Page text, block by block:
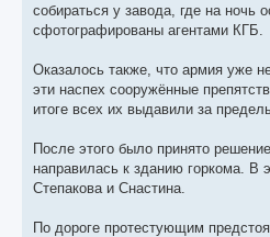
собираться у завода, где на ночь
сфотографированы агентами КГБ.
Оказалось также, что армия уже
эти наспех сооружённые
итоге всех их выдавили за
После этого было принято
направилась к зданию горкома. В
Степакова и Снастина.
По дороге протестующим